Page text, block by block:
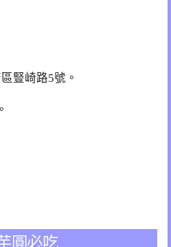
豎崎路5號。
圓必吃